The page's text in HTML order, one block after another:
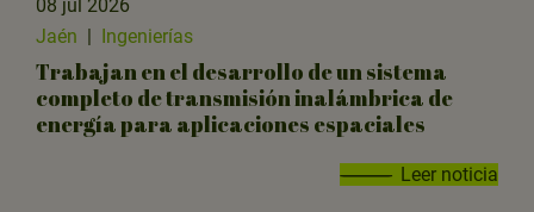
08 jul 2026
Jaén | Ingenierías
Trabajan en el desarrollo de un sistema
completo de transmisión inalámbrica de
energía para aplicaciones espaciales
Leer noticia